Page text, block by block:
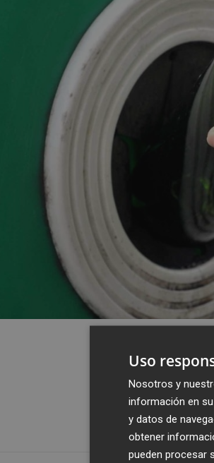
Uso
Nosotros y
información en
y datos de
obtener
pueden procesar